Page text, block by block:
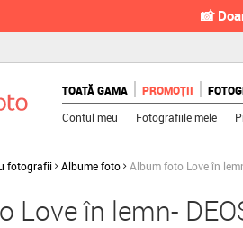
📸
TOATĂ GAMA PROMOȚII
Contul meu Fotografiile mele
fotografii Albume foto Album foto Love în
Love în lemn-